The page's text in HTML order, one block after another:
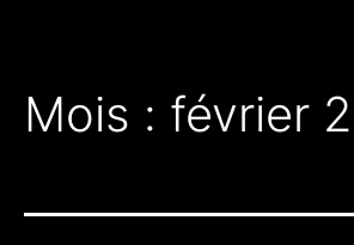
Mois : février